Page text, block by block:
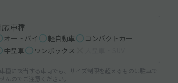
応車種
オートバイ 軽自動車
コンパクトカー
中型車
ワンボックス
種に該当する車両でも、サイズ制限を超えるものは駐車で
んのでご注意ください。